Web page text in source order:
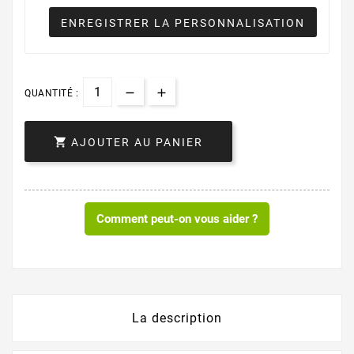
ENREGISTRER LA PERSONNALISATION
QUANTITÉ :
 AJOUTER AU PANIER
Comment peut-on vous aider ?
La description